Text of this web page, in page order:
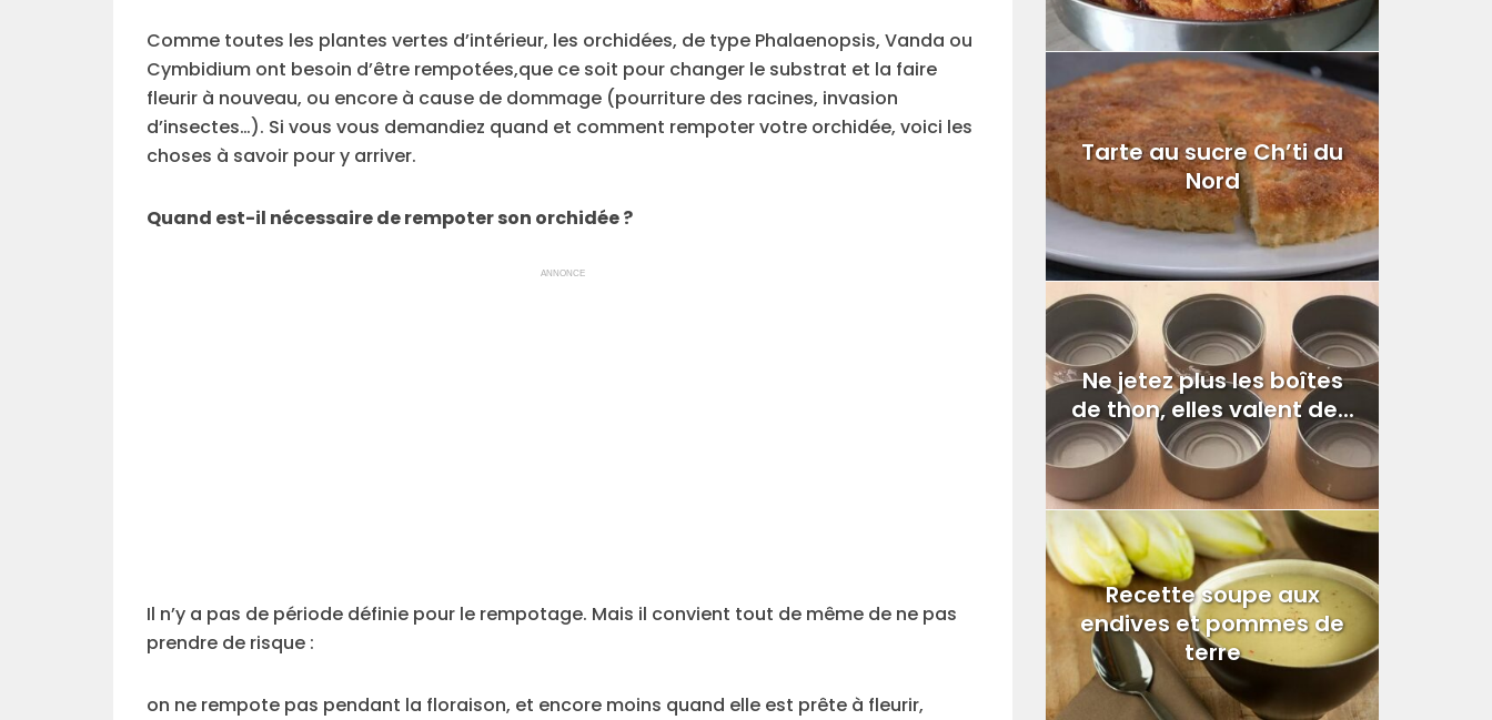
Comme toutes les plantes vertes d’intérieur, les orchidées, de type Phalaenopsis, Vanda ou
Cymbidium ont besoin d’être rempotées,que ce soit pour changer le substrat et la faire
fleurir à nouveau, ou encore à cause de dommage (pourriture des racines, invasion
d’insectes…). Si vous vous demandiez quand et comment rempoter votre orchidée, voici les
choses à savoir pour y arriver.
Quand est-il nécessaire de rempoter son orchidée ?
ANNONCE
Il n’y a pas de période définie pour le rempotage. Mais il convient tout de même de ne pas
prendre de risque :
on ne rempote pas pendant la floraison, et encore moins quand elle est prête à fleurir,
Tarte au sucre Ch’ti du
Nord
Ne jetez plus les boîtes
de thon, elles valent de...
Recette soupe aux
endives et pommes de
terre